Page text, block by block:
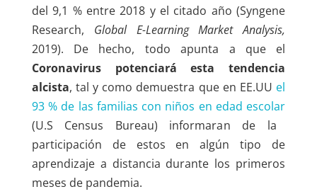
del 9,1 % entre 2018 y el citado año (Syngene
Research, Global E-Learning Market Analysis,
2019). De hecho, todo apunta a que el
Coronavirus
potenciará esta tendencia
alcista, tal y como demuestra que en EE.UU el
93 % de las familias con niños en edad escolar
(U.S Census Bureau) informaran de la
participación de estos en algún tipo de
aprendizaje a distancia durante los primeros
meses de pandemia.